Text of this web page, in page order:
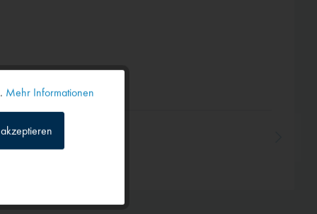
Inaktiv
Mehr Informationen